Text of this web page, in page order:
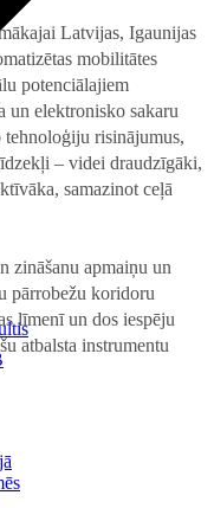
Latvijas, Igaunijas
mobilitātes
potenciālajiem
un elektronisko sakaru
risinājumus,
– videi draudzīgāki,
samazinot ceļā
zināšanu apmaiņu un
pārrobežu koridoru
līmenī un dos iespēju
atbalsta instrumentu